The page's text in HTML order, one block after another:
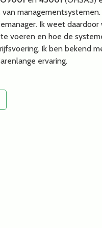
managementsystemen.
Ik weet
voeren en hoe de
Ik ben bekend
ervaring.